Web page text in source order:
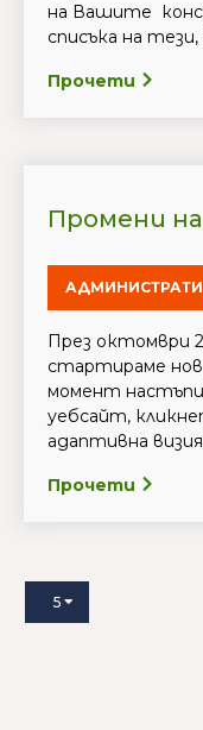
на Вашите
списъка на
Прочети
Промени на
През октомври
стартираме нов
момент
уебсайт,
адаптивна
Прочети
5